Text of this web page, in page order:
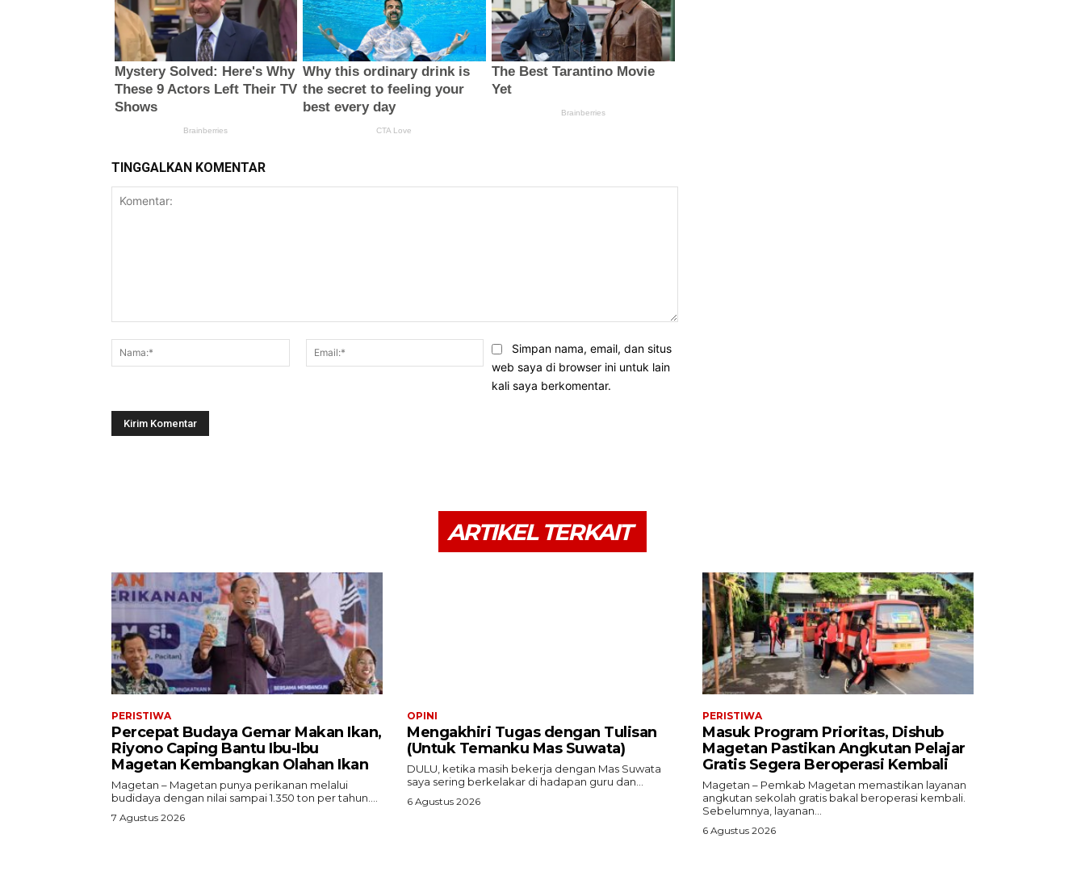
TINGGALKAN KOMENTAR
Nama:*
Email:*Simpan nama, email, dan situs
web saya di browser ini untuk lain
kali saya berkomentar.
ARTIKEL TERKAIT
PERISTIWA
Percepat Budaya Gemar Makan Ikan,
Riyono Caping Bantu Ibu-Ibu
Magetan Kembangkan Olahan Ikan
Magetan – Magetan punya perikanan melalui
budidaya dengan nilai sampai 1.350 ton per tahun....
7 Agustus 2026
OPINI
Mengakhiri Tugas dengan Tulisan
(Untuk Temanku Mas Suwata)
DULU, ketika masih bekerja dengan Mas Suwata
saya sering berkelakar di hadapan guru dan...
6 Agustus 2026
PERISTIWA
Masuk Program Prioritas, Dishub
Magetan Pastikan Angkutan Pelajar
Gratis Segera Beroperasi Kembali
Magetan – Pemkab Magetan memastikan layanan
angkutan sekolah gratis bakal beroperasi kembali.
Sebelumnya, layanan...
6 Agustus 2026